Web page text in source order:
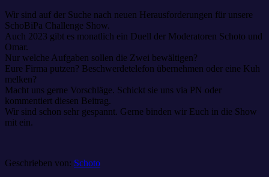
Wir sind auf der Suche nach neuen Herausforderungen für unsere
SchoBiPa Challenge Show.
Auch 2023 gibt es monatlich ein Duell der Moderatoren Schoto und
Omar.
Nur welche Aufgaben sollen die Zwei bewältigen?
Eure Firma putzen? Beschwerdetelefon übernehmen oder eine Kuh
melken?
Macht uns gerne Vorschläge. Schickt sie uns via PN oder
kommentiert diesen Beitrag.
Wir sind schon sehr gespannt. Gerne binden wir Euch in die Show
mit ein.
Geschrieben von: Schoto